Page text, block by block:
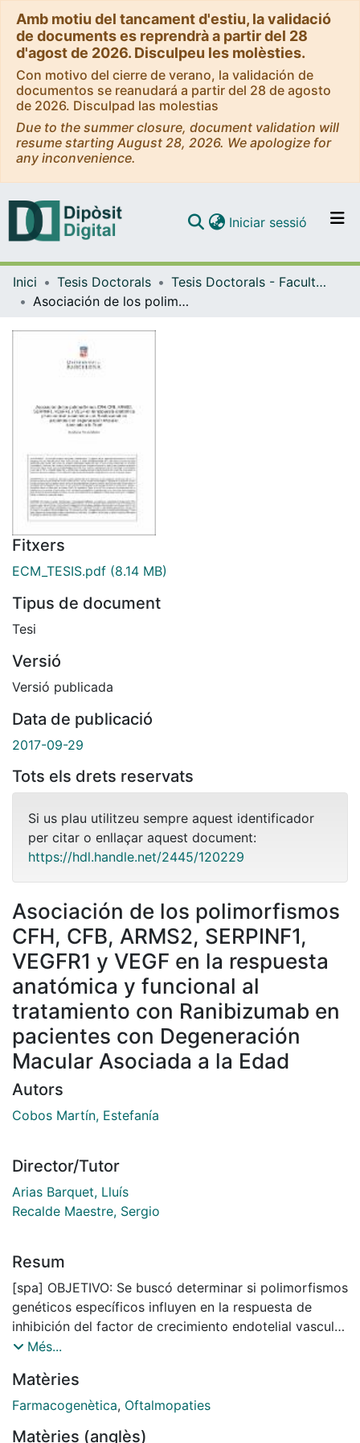
Amb motiu del tancament d'estiu, la validació
de documents es reprendrà a partir del 28
d'agost de 2026. Disculpeu les molèsties.
Con motivo del cierre de verano, la validación de
documentos se reanudará a partir del 28 de agosto
de 2026. Disculpad las molestias
Due to the summer closure, document validation will
resume starting August 28, 2026. We apologize for
any inconvenience.
Navega per tot el DD
Iniciar sessió (current)
Inici Tesis Doctorals
Tesis Doctorals - Facultat - Medicina
Asociación de los polimorfismos CFH, CFB, ARMS2, SERPINF1, VEGFR1 y VEGF en la respuesta anatómica y funcional al tratamiento con Ranibizumab en pacientes con Degeneración Macular Asociada a la Edad
Fitxers
ECM_TESIS.pdf (8.14 MB)
Tipus de document
Tesi
Versió
Versió publicada
Data de publicació
2017-09-29
Tots els drets reservats
Si us plau utilitzeu sempre aquest identificador
per citar o enllaçar aquest document:
https://hdl.handle.net/2445/120229
Asociación de los polimorfismos
CFH, CFB, ARMS2, SERPINF1,
VEGFR1 y VEGF en la respuesta
anatómica y funcional al
tratamiento con Ranibizumab en
pacientes con Degeneración
Macular Asociada a la Edad
Autors
Cobos Martín, Estefanía
Director/Tutor
Arias Barquet, Lluís
Recalde Maestre, Sergio
Resum
[spa] OBJETIVO: Se buscó determinar si polimorfismos
genéticos específicos influyen en la respuesta de
inhibición del factor de crecimiento endotelial vascular
llevada a cabo por el ranibizumab en la DMAE
pacientes caucásicos diagnosticados con DMAE
exudativa. Después de una fase de carga de tres
Més...
Matèries
Farmacogenètica, Oftalmopaties
Matèries (anglès)